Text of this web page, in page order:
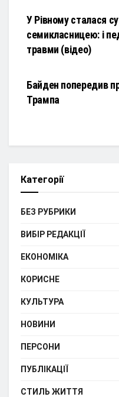
У Рівному сталася
семикласницею: і
травми (відео)
Байден попередив
Трампа
Категорії
БЕЗ РУБРИКИ
ВИБІР РЕДАКЦІЇ
ЕКОНОМІКА
КОРИСНЕ
КУЛЬТУРА
НОВИНИ
ПЕРСОНИ
ПУБЛІКАЦІЇ
СТИЛЬ ЖИТТЯ